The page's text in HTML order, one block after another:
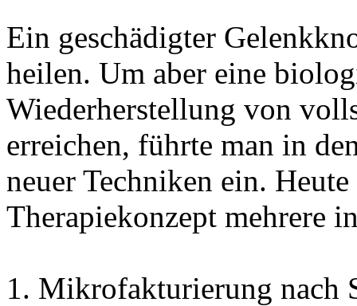
Ein geschädigter
heilen. Um aber eine
Wiederherstellung von
erreichen, führte man in
neuer Techniken ein.
Therapiekonzept mehrere
1. Mikrofakturierung nach